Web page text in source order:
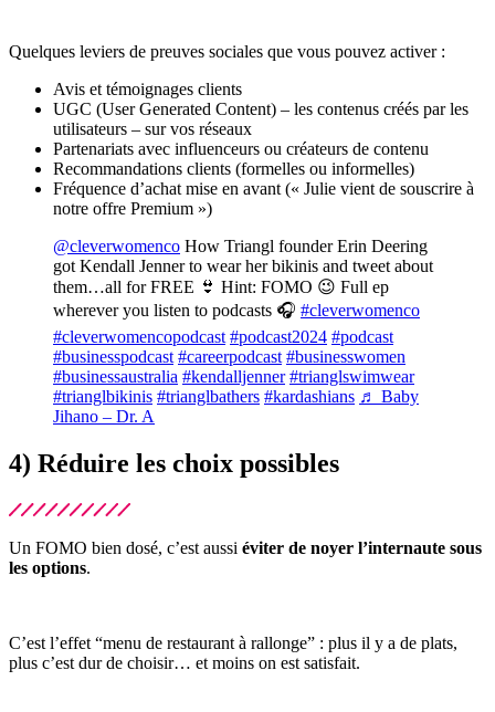
Quelques leviers de preuves sociales que vous pouvez activer :
Avis et témoignages clients
UGC (User Generated Content) – les contenus créés par les
utilisateurs – sur vos réseaux
Partenariats avec influenceurs ou créateurs de contenu
Recommandations clients (formelles ou informelles)
Fréquence d’achat mise en avant (« Julie vient de souscrire à
notre offre Premium »)
@cleverwomenco How Triangl founder Erin Deering
got Kendall Jenner to wear her bikinis and tweet about
them…all for FREE 👙 Hint: FOMO 😉 Full ep
wherever you listen to podcasts 🎧 #cleverwomenco
#cleverwomencopodcast #podcast2024 #podcast
#businesspodcast #careerpodcast #businesswomen
#businessaustralia #kendalljenner #trianglswimwear
#trianglbikinis #trianglbathers #kardashians ♬ Baby
Jihano – Dr. A
4) Réduire les choix possibles
Un FOMO bien dosé, c’est aussi éviter de noyer l’internaute sous
les options.
C’est l’effet “menu de restaurant à rallonge” : plus il y a de plats,
plus c’est dur de choisir… et moins on est satisfait.